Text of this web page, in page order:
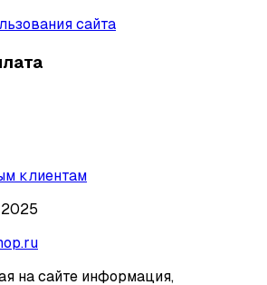
сайта
клиентам
на сайте информация,